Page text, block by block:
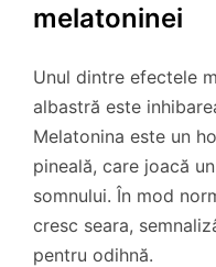
melatoninei
Unul dintre efectele
albastră este
Melatonina este un
pineală, care joacă
somnului. În mod
cresc seara,
pentru odihnă.